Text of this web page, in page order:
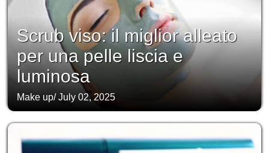
Scrub viso: il miglior alleato
per una pelle liscia e
luminosa
Make up/July 02, 2025